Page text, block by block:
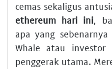
cemas sekaligus
ethereum hari ini,
apa yang
Whale atau investor
penggerak utama.